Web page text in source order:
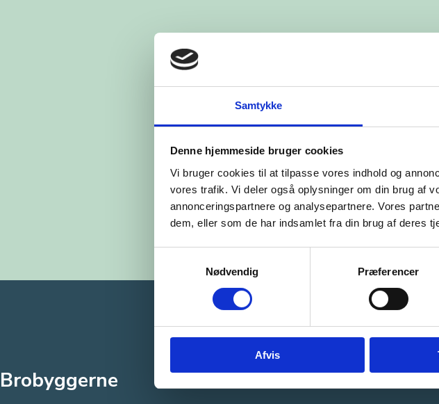
Samtykke
Denne hjemmeside bruger cookies
Vi bruger cookies til at tilpasse vores indhold og
vores trafik. Vi deler også oplysninger om din brug af
annonceringspartnere og analysepartnere. Vores
dem, eller som de har indsamlet fra din brug af deres
Nødvendig
Præferencer
Afvis
Brobyggerne